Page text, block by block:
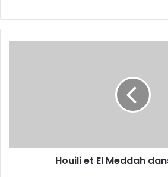
Houili et El Meddah